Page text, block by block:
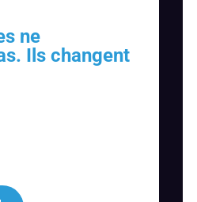
ne
Ils changent